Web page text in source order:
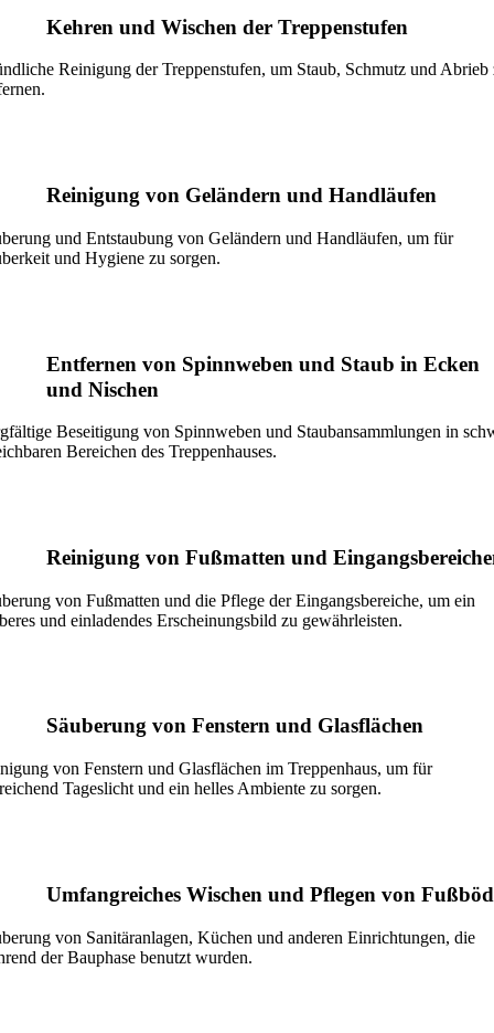
Kehren und Wischen der Treppenstufen
Reinigung der Treppenstufen, um Staub, Schmutz und Abrieb
Reinigung von Geländern und Handläufen
und Entstaubung von Geländern und Handläufen, um für
und Hygiene zu sorgen.
Entfernen von Spinnweben und Staub in Ecken
und Nischen
Beseitigung von Spinnweben und Staubansammlungen in
Bereichen des Treppenhauses.
Reinigung von Fußmatten und
von Fußmatten und die Pflege der Eingangsbereiche, um ein
und einladendes Erscheinungsbild zu gewährleisten.
Säuberung von Fenstern und Glasflächen
von Fenstern und Glasflächen im Treppenhaus, um für
Tageslicht und ein helles Ambiente zu sorgen.
Umfangreiches Wischen und Pflegen von
von Sanitäranlagen, Küchen und anderen Einrichtungen, die
der Bauphase benutzt wurden.